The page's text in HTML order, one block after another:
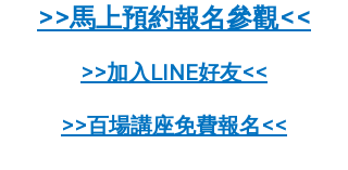
>>馬上預約報名參觀<<
>>加入LINE好友<<
>>百場講座免費報名<<